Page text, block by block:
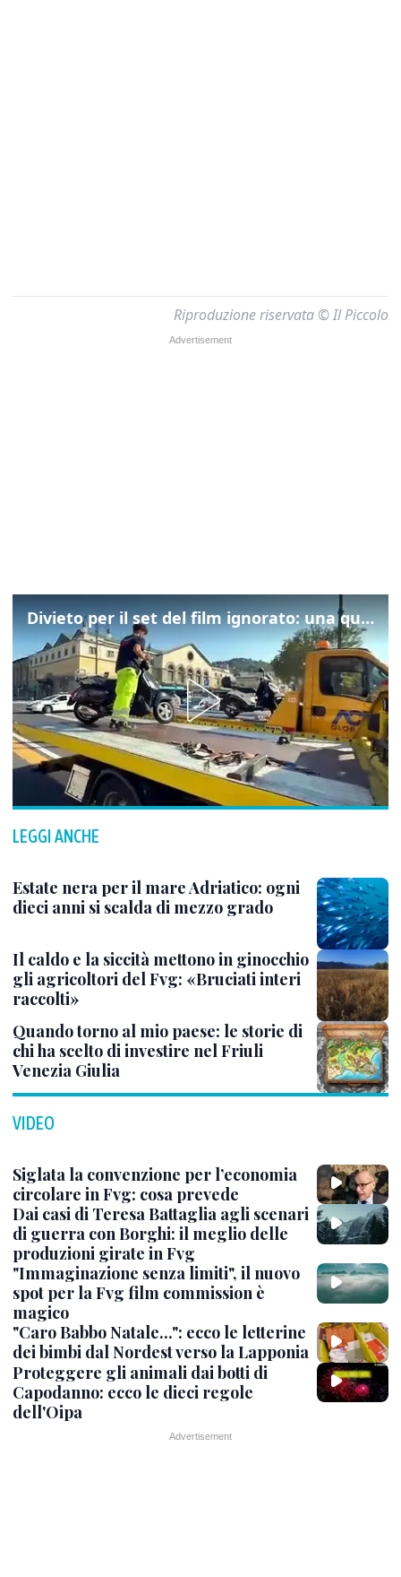
Riproduzione riservata © Il Piccolo
Divieto per il set del film ignorato: una quarantina gli scooter rimossi a Trieste
LEGGI ANCHE
Estate nera per il mare Adriatico: ogni
dieci anni si scalda di mezzo grado
Il caldo e la siccità mettono in ginocchio
gli agricoltori del Fvg: «Bruciati interi
raccolti»
Quando torno al mio paese: le storie di
chi ha scelto di investire nel Friuli
Venezia Giulia
VIDEO
Siglata la convenzione per l’economia
circolare in Fvg: cosa prevede
Dai casi di Teresa Battaglia agli scenari
di guerra con Borghi: il meglio delle
produzioni girate in Fvg
"Immaginazione senza limiti", il nuovo
spot per la Fvg film commission è
magico
"Caro Babbo Natale...": ecco le letterine
dei bimbi dal Nordest verso la Lapponia
Proteggere gli animali dai botti di
Capodanno: ecco le dieci regole
dell'Oipa